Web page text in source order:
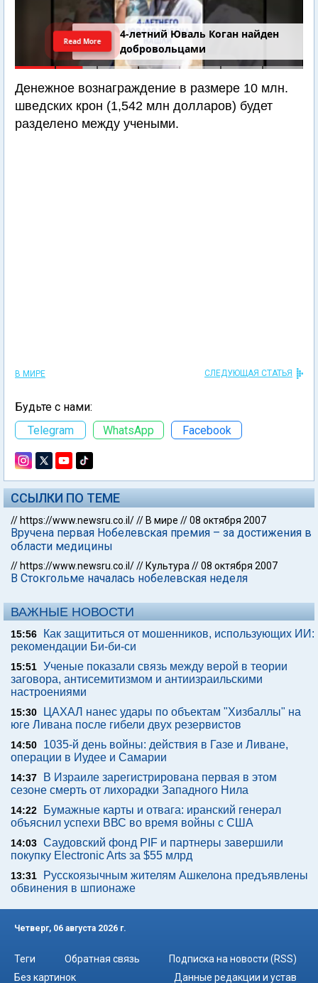
4-летний Юваль Коган найден
добровольцами
Read More
Денежное вознаграждение в размере 10 млн.
шведских крон (1,542 млн долларов) будет
разделено между учеными.
В МИРЕ СЛЕДУЮЩАЯ СТАТЬЯ
Будьте с нами:
Telegram
WhatsApp Facebook
ССЫЛКИ ПО ТЕМЕ
// https://www.newsru.co.il/// В мире //08 октября 2007
Вручена первая Нобелевская премия – за достижения в
области медицины
// https://www.newsru.co.il/// Культура //08 октября 2007
В Стокгольме началась нобелевская неделя
ВАЖНЫЕ НОВОСТИ
15:56
Как защититься от мошенников, использующих ИИ:
рекомендации Би-би-си
15:51 Ученые показали связь между верой в теории
заговора, антисемитизмом и антиизраильскими
настроениями
15:30
ЦАХАЛ нанес удары по объектам "Хизбаллы" на
юге Ливана после гибели двух резервистов
14:50
1035-й день войны: действия в Газе и Ливане,
операции в Иудее и Самарии
14:37
В Израиле зарегистрирована первая в этом
сезоне смерть от лихорадки Западного Нила
14:22
Бумажные карты и отвага: иранский генерал
объяснил успехи ВВС во время войны с США
14:03 Саудовский фонд PIF и партнеры завершили
покупку Electronic Arts за $55 млрд
13:31
Русскоязычным жителям Ашкелона предъявлены
обвинения в шпионаже
Четверг, 06 августа 2026 г.
Теги Обратная связь
Подписка на новости (RSS)
Без картинок
Данные редакции и устав